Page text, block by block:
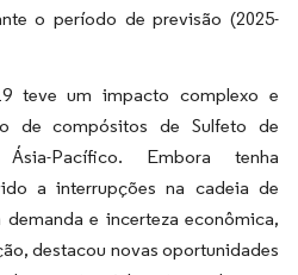
o período de previsão (2025-
teve um impacto complexo e
de compósitos de Sulfeto de
Pacífico. Embora tenha
a interrupções na cadeia de
e incerteza econômica,
destacou novas oportunidades